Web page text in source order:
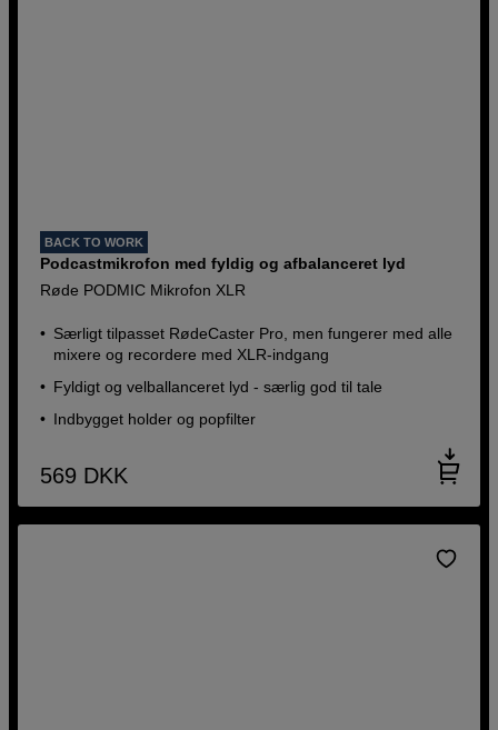
BACK TO WORK
Podcastmikrofon med fyldig og afbalanceret lyd
Røde PODMIC Mikrofon XLR
Særligt tilpasset RødeCaster Pro, men fungerer med alle
mixere og recordere med XLR-indgang
Fyldigt og velballanceret lyd - særlig god til tale
Indbygget holder og popfilter
569 DKK